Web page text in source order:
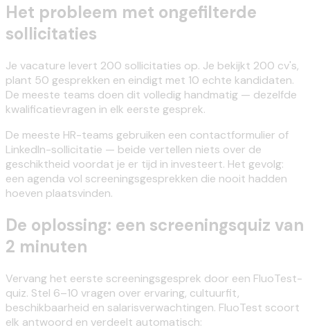
Het probleem met ongefilterde
sollicitaties
Je vacature levert 200 sollicitaties op. Je bekijkt 200 cv's,
plant 50 gesprekken en eindigt met 10 echte kandidaten.
De meeste teams doen dit volledig handmatig — dezelfde
kwalificatievragen in elk eerste gesprek.
De meeste HR-teams gebruiken een contactformulier of
LinkedIn-sollicitatie — beide vertellen niets over de
geschiktheid voordat je er tijd in investeert. Het gevolg:
een agenda vol screeningsgesprekken die nooit hadden
hoeven plaatsvinden.
De oplossing: een screeningsquiz van
2 minuten
Vervang het eerste screeningsgesprek door een FluoTest-
quiz. Stel 6–10 vragen over ervaring, cultuurfit,
beschikbaarheid en salarisverwachtingen. FluoTest scoort
elk antwoord en verdeelt automatisch: